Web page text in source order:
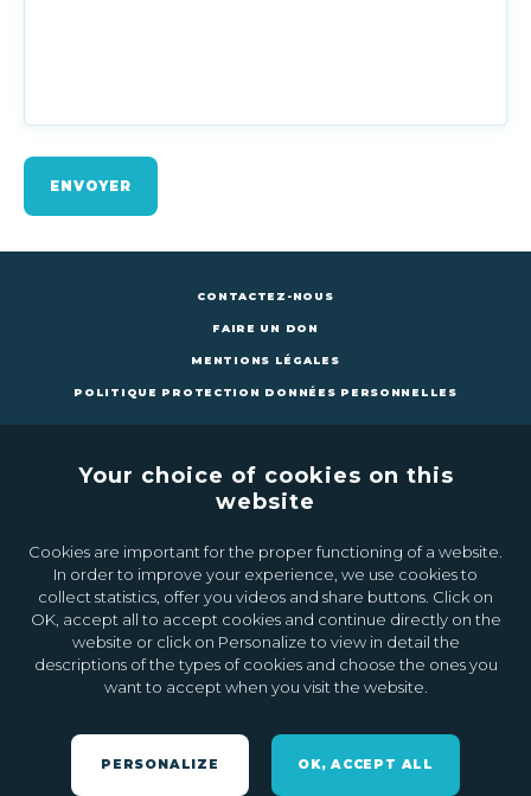
ENVOYER
CONTACTEZ-NOUS
FAIRE UN DON
MENTIONS LÉGALES
POLITIQUE PROTECTION DONNÉES PERSONNELLES
CONTACTEZ-NOUS FAIRE UN DON
Inscrivez-vous à la newsletter
Ok
Your choice of cookies on this
website
Cookies are important for the proper functioning of a website.
In order to improve your experience, we use cookies to
collect statistics, offer you videos and share buttons. Click on
OK, accept all to accept cookies and continue directly on the
website or click on Personalize to view in detail the
descriptions of the types of cookies and choose the ones you
want to accept when you visit the website.
PERSONALIZE OK, ACCEPT ALL